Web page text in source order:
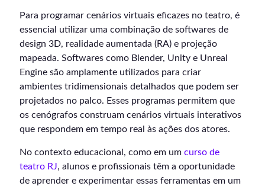
Para programar cenários virtuais eficazes no teatro, é
essencial utilizar uma combinação de softwares de
design 3D, realidade aumentada (RA) e projeção
mapeada. Softwares como Blender, Unity e Unreal
Engine são amplamente utilizados para criar
ambientes tridimensionais detalhados que podem ser
projetados no palco. Esses programas permitem que
os cenógrafos construam cenários virtuais interativos
que respondem em tempo real às ações dos atores.
No contexto educacional, como em um curso de
teatro RJ, alunos e profissionais têm a oportunidade
de aprender e experimentar essas ferramentas em um